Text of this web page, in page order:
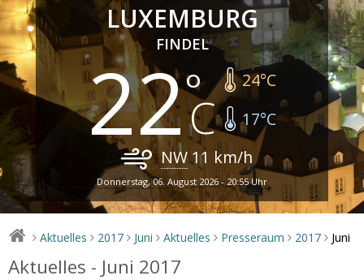
LUXEMBURG
FINDEL
22 24°C
17°C
NW11 km/h
Donnerstag, 06. August 2026 - 20:55 Uhr
> Aktuelles > 2017 > Juni > Aktuelles > Presseraum > 2017 > Juni
Aktuelles - Juni 2017